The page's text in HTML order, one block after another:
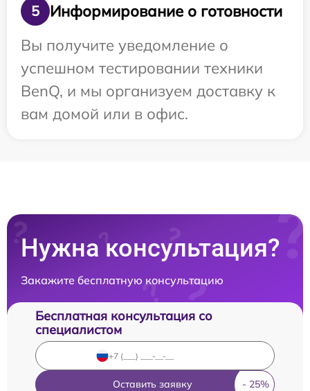
5
Информирование о готовности
Вы получите уведомление о
успешном тестировании техники
BenQ, и мы организуем доставку к
вам домой или в офис.
Нужна консультация?
Закажите бесплатную консультацию
Бесплатная консультация со
специалистом
Оставить заявку